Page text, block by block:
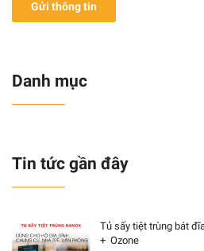
Gửi thông tin
Danh mục
Tin tức gần đây
Tủ sấy tiệt trùng bát
+ Ozone